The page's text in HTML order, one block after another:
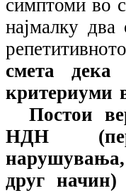
симптоми во
најмалку
смета
критериуми
Постои
НДН
друг